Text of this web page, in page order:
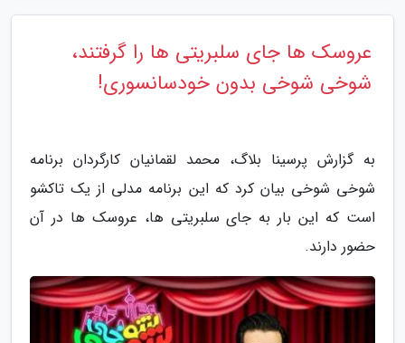
عروسک ها جای سلبریتی ها را گرفتند،
شوخی شوخی بدون خودسانسوری!
به گزارش پرسینا بلاگ، محمد لقمانیان کارگردان برنامه
شوخی شوخی بیان کرد که این برنامه مدلی از یک تاکشو
است که این بار به جای سلبریتی ها، عروسک ها در آن
حضور دارند.